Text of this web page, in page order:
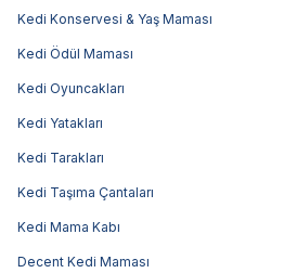
Kedi Konservesi & Yaş Maması
Kedi Ödül Maması
Kedi Oyuncakları
Kedi Yatakları
Kedi Tarakları
Kedi Taşıma Çantaları
Kedi Mama Kabı
Decent Kedi Maması